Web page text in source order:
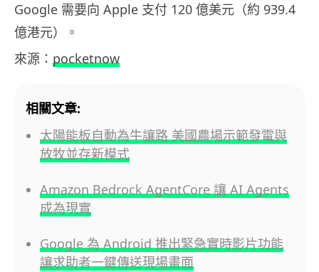
Google 需要向 Apple 支付 120 億美元（約 939.4
億港元）。
來源： pocketnow
相關文章:
太陽能板自動為牛讓路 美國農場示範發電與
放牧並存新模式
Amazon Bedrock AgentCore 讓 AI Agents
成為現實
Google 為 Android 推出緊急實時影片功能
讓求助者一鍵傳送現場畫面